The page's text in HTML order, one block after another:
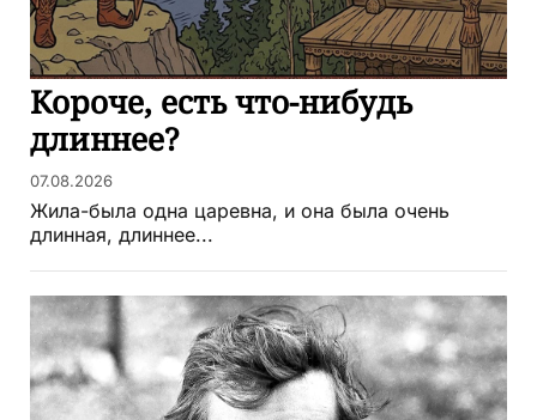
Короче, есть что-нибудь
длиннее?
07.08.2026
Жила-была одна царевна, и она была очень
длинная, длиннее...